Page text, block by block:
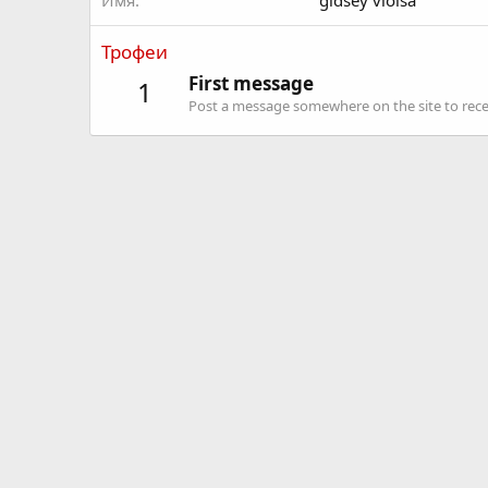
Трофеи
1 First message
Post a message somewhere on the site to